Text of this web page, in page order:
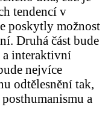
tendencí v
poskytly možnost
Druhá část bude
a interaktivní
nejvíce
odtělesnění tak,
a